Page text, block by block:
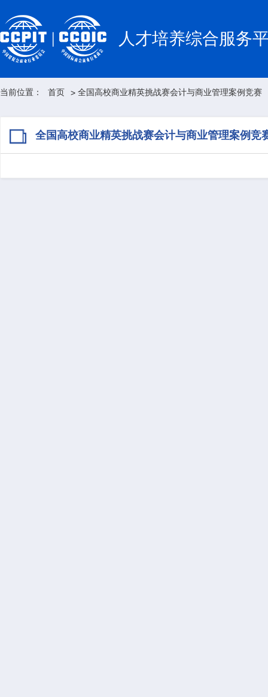
人才培养综合服务
当前位置： 首页 > 全国高校商业精英挑战赛会计与商业管理案例竞赛
全国高校商业精英挑战赛会计与商业管理案例竞